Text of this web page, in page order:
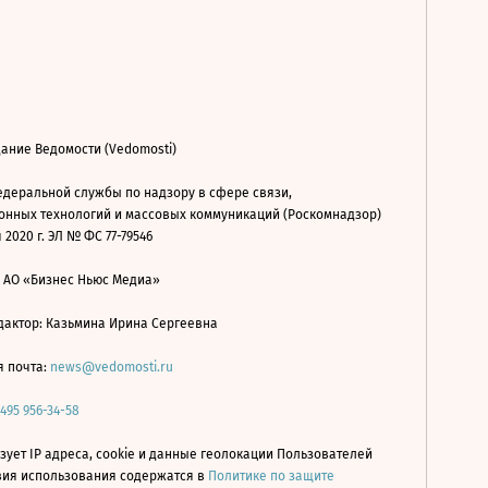
Ведомости (Vedomosti)
службы по надзору в сфере связи,
технологий и массовых коммуникаций (Роскомнадзор)
2020 г. ЭЛ № ФС 77-79546
АО «Бизнес Ньюс Медиа»
Казьмина Ирина Сергеевна
почта: news@vedomosti.ru
495 956-34-58
IP адреса, cookie и данные геолокации Пользователей
использования содержатся в Политике по защите